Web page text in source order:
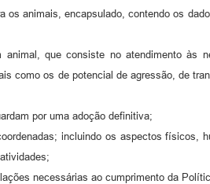
animais, encapsulado, contendo os
que consiste no atendimento às
como os de potencial de agressão, de
por uma adoção definitiva;
incluindo os aspectos físicos,
necessárias ao cumprimento da